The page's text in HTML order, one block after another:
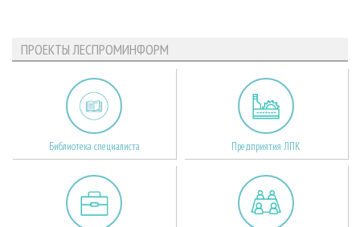
ПРОЕКТЫ ЛЕСПРОМИНФОРМ
Библиотека специалиста Предприятия ЛПК